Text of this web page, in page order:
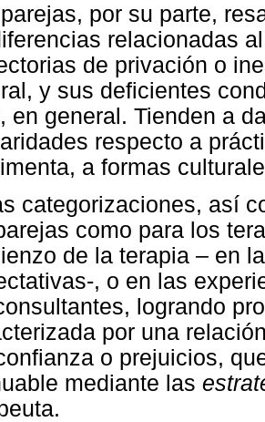
por su parte,
relacionadas
de privación o
y sus deficientes
en general. Tienden a
respecto a
a formas
categorizaciones, así
como para los
de la terapia – en
, o en las
logrando
por una
o prejuicios,
mediante las